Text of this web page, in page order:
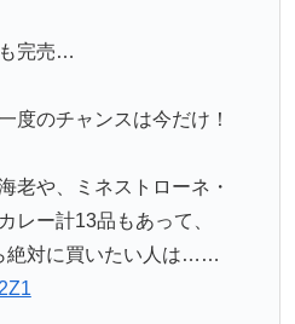
完売…
度のチャンスは今だけ！
老や、ミネストローネ・
レー計13品もあって、
絶対に買いたい人は……